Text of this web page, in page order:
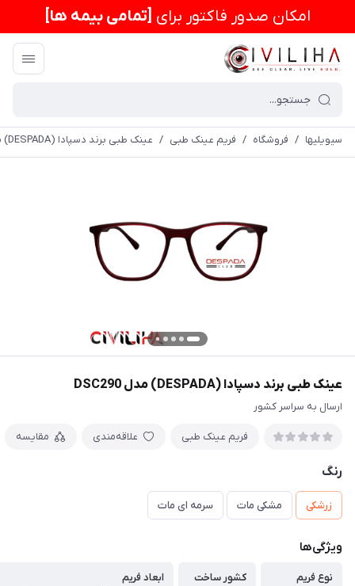
امكان صدور فاکتور برای [تمامی بیمه ها]
سیویلیها / فروشگاه / فریم عینک طبی / عینک طبی برند دسپادا (DESPADA) مدل DSC290
عینک طبی برند دسپادا (DESPADA) مدل DSC290
ارسال به سراسر کشور
فریم عینک طبی علاقه‌مندی مقایسه
رنگ
زرشکی مشکی مات سرمه ای مات
ویژگی‌ها
نوع فریم
کشور ساخت
ابعاد فریم